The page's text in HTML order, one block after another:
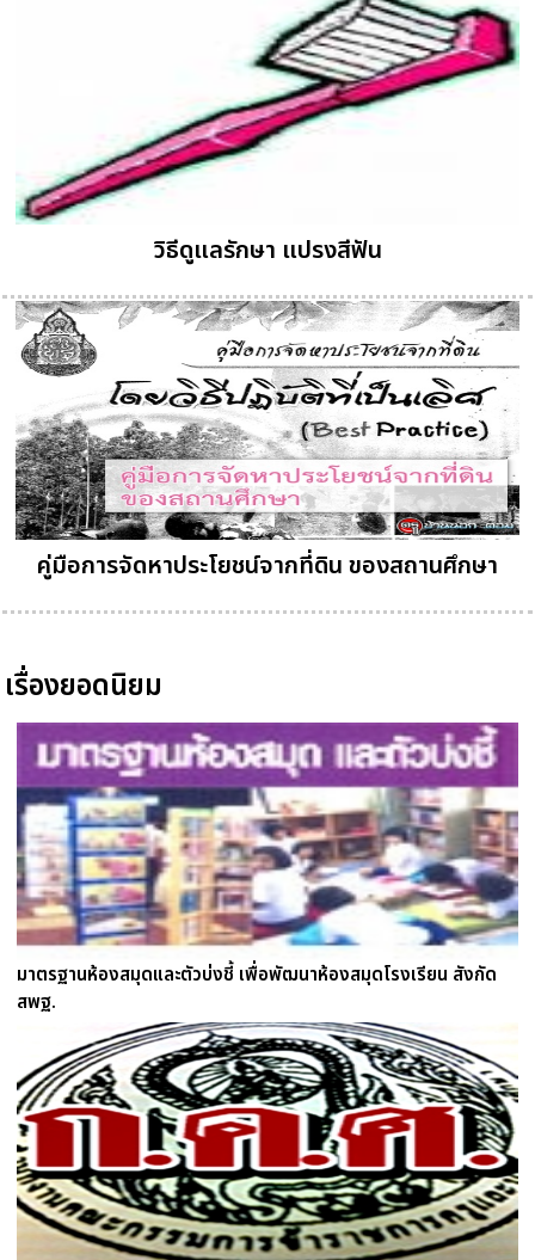
วิธีดูแลรักษา แปรงสีฟัน
คู่มือการจัดหาประโยชน์จากที่ดิน ของสถานศึกษา
เรื่องยอดนิยม
มาตรฐานห้องสมุดและตัวบ่งชี้ เพื่อพัฒนาห้องสมุดโรงเรียน สังกัด
สพฐ.